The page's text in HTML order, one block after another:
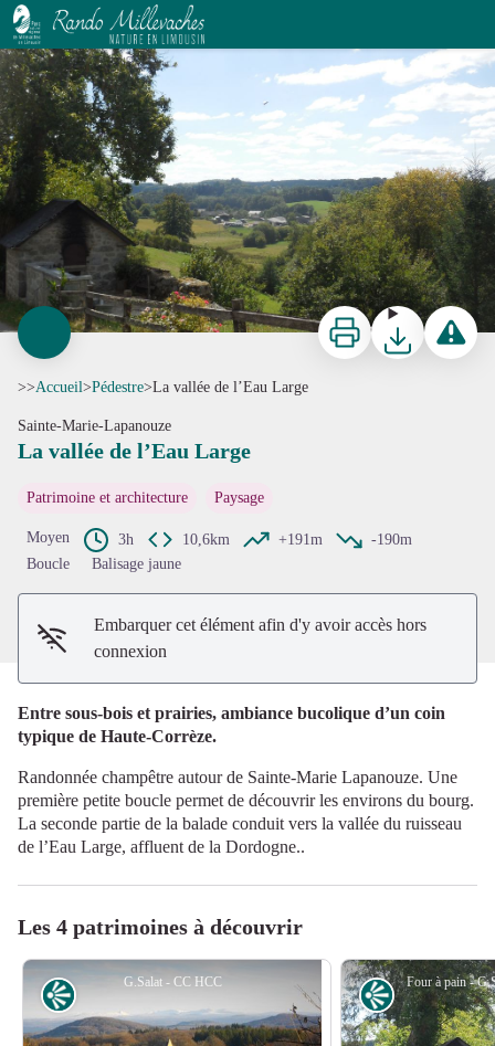
La vallée de l’Eau Large
G.Salat - CC HCC
Voir l'image en plein écran
ImprimerTéléchargerSignaler
>>Accueil>Pédestre>La vallée de l’Eau Large
Sainte-Marie-Lapanouze
La vallée de l’Eau Large
Patrimoine et architecture Paysage
Moyen 3h 10,6km +191m
-190m
Boucle
Balisage jaune
Embarquer cet élément afin d'y avoir accès hors
connexion
Entre sous-bois et prairies, ambiance bucolique d’un coin
typique de Haute-Corrèze.
Randonnée champêtre autour de Sainte-Marie Lapanouze. Une
première petite boucle permet de découvrir les environs du bourg.
La seconde partie de la balade conduit vers la vallée du ruisseau
de l’Eau Large, affluent de la Dordogne..
Les 4 patrimoines à découvrir
G.Salat - CC HCC
Point de vue Point de vue